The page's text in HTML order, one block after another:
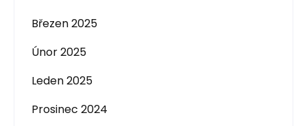
Březen 2025
Únor 2025
Leden 2025
Prosinec 2024